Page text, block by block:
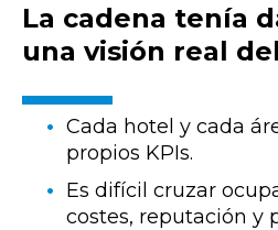
La cadena tenía
una visión real
Cada hotel y cada
propios KPIs.
Es difícil cruzar
costes, reputación y